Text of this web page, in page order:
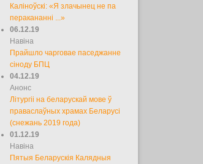
Каліноўскі: «Я злачынец не па
перакананні ...»
06.12.19
Навіна
Прайшло чарговае паседжанне
сіноду БПЦ
04.12.19
Анонс
Літургіі на беларускай мове ў
праваслаўных храмах Беларусі
(снежань 2019 года)
01.12.19
Навіна
Пятыя Беларускія Калядныя